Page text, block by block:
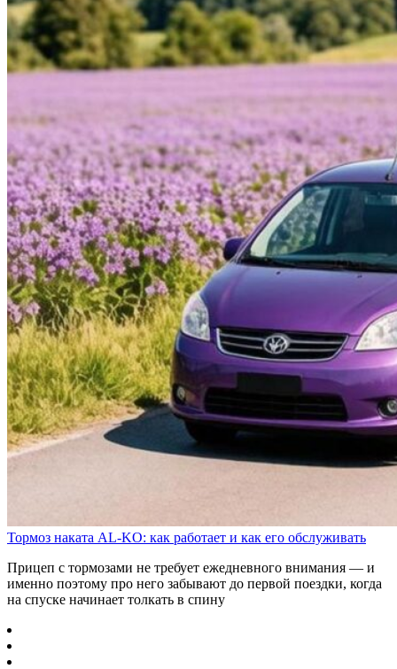
Тормоз наката AL-KO: как работает и как его обслуживать
Прицеп с тормозами не требует ежедневного внимания — и
именно поэтому про него забывают до первой поездки, когда
на спуске начинает толкать в спину